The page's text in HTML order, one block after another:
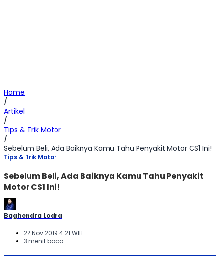
Home
/
Artikel
/
Tips & Trik Motor
/
Sebelum Beli, Ada Baiknya Kamu Tahu Penyakit Motor CS1 Ini!
Tips & Trik Motor
Sebelum Beli, Ada Baiknya Kamu Tahu Penyakit
Motor CS1 Ini!
Baghendra Lodra
22 Nov 2019 4:21 WIB
3 menit baca